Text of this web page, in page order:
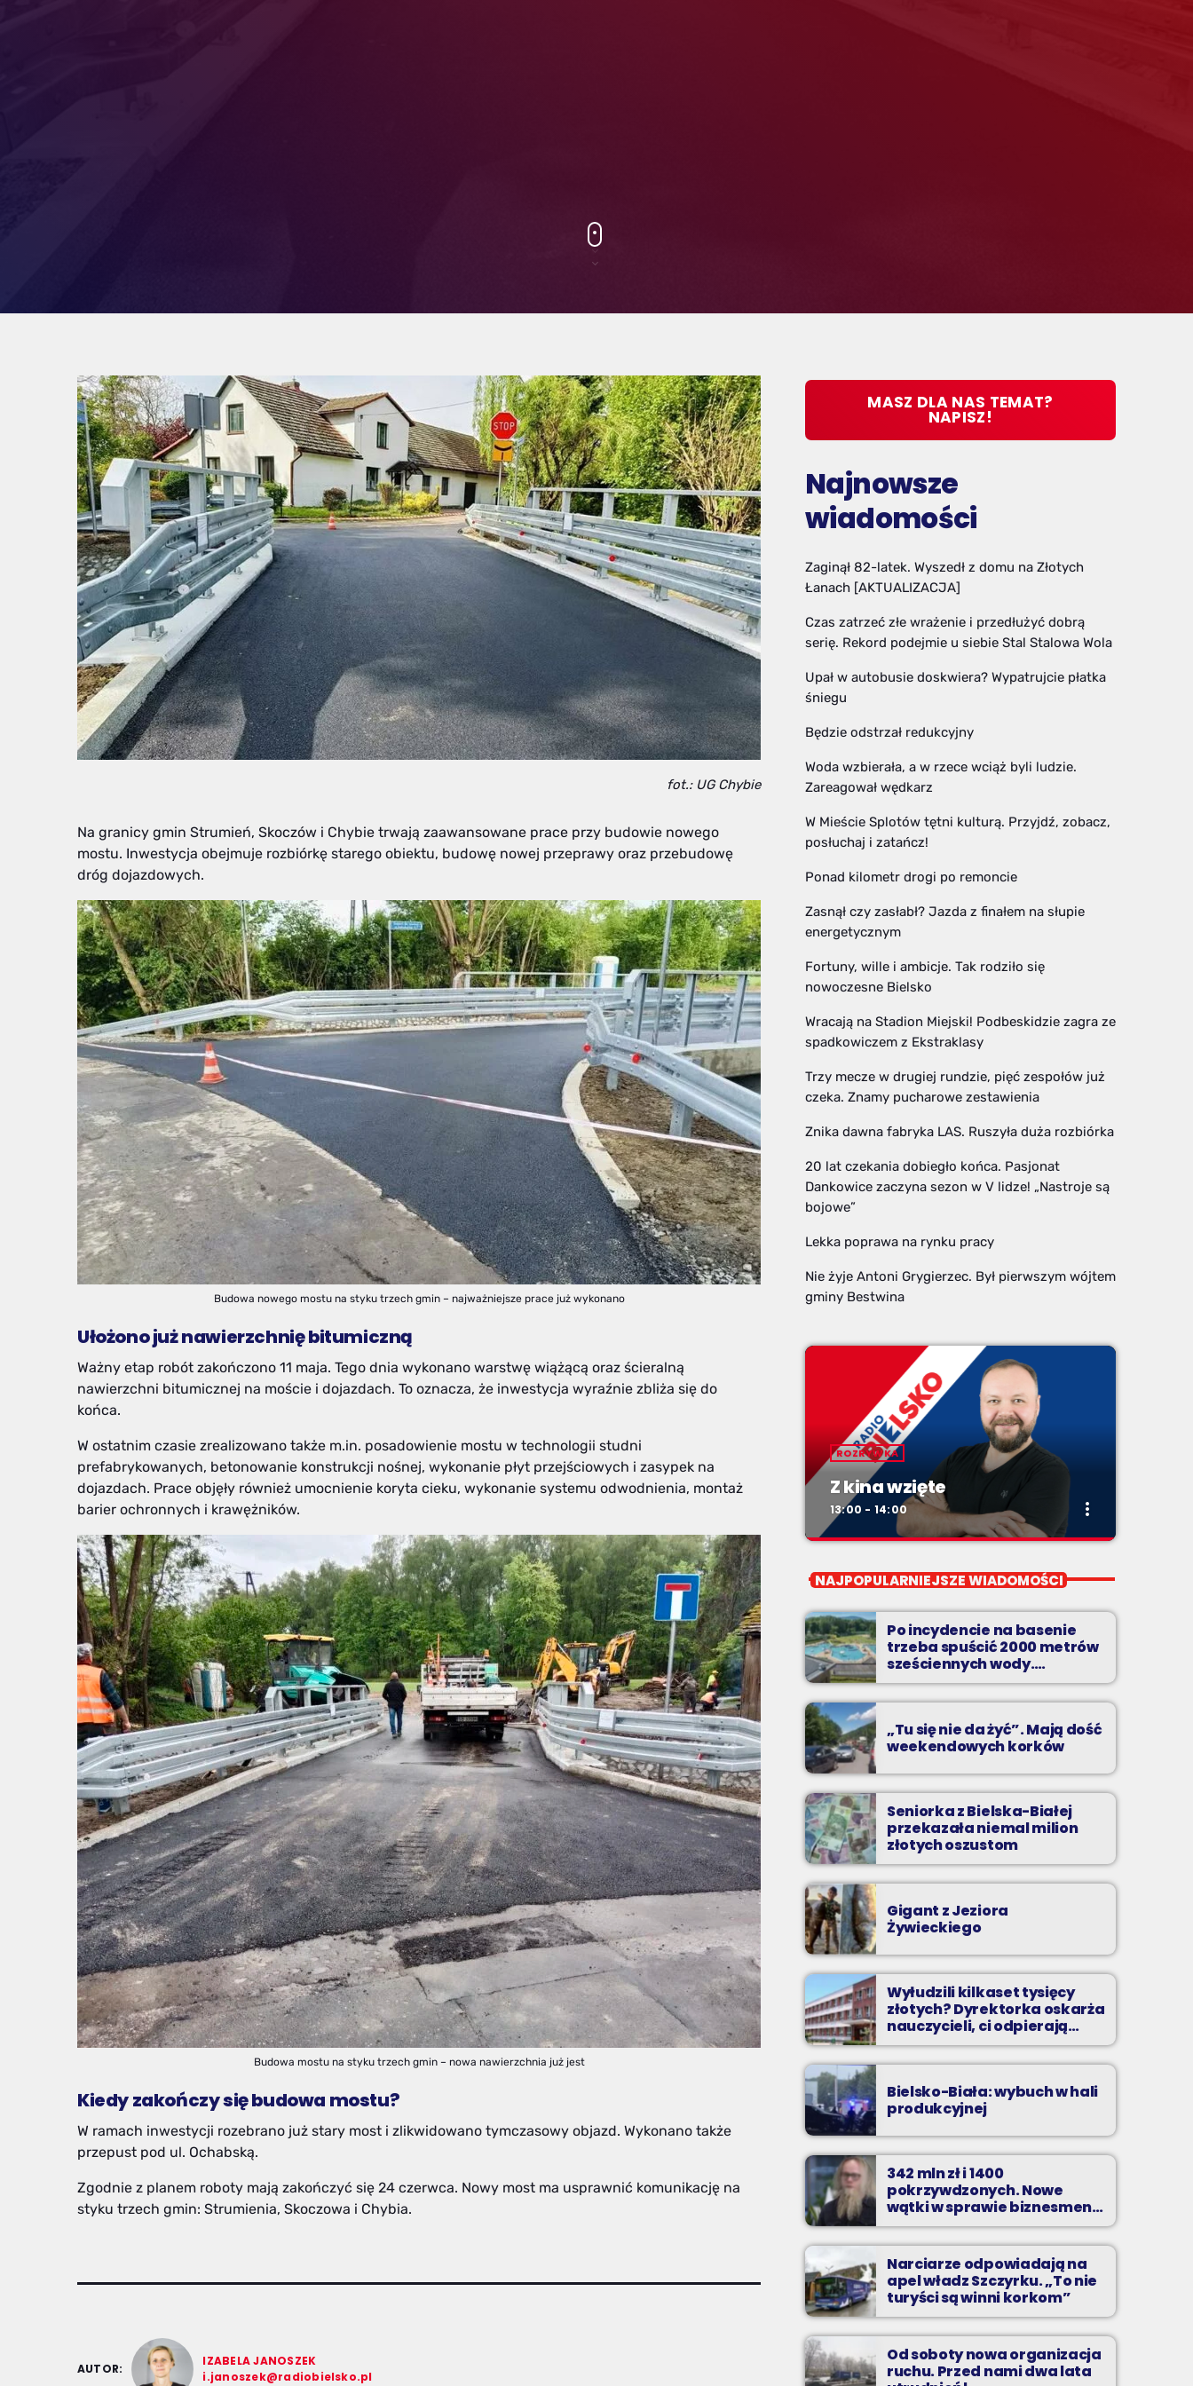
fot.: UG Chybie
Na granicy gmin Strumień, Skoczów i Chybie trwają zaawansowane prace przy budowie nowego
mostu. Inwestycja obejmuje rozbiórkę starego obiektu, budowę nowej przeprawy oraz przebudowę
dróg dojazdowych.
Budowa nowego mostu na styku trzech gmin – najważniejsze prace już wykonano
Ułożono już nawierzchnię bitumiczną
Ważny etap robót zakończono 11 maja. Tego dnia wykonano warstwę wiążącą oraz ścieralną
nawierzchni bitumicznej na moście i dojazdach. To oznacza, że inwestycja wyraźnie zbliża się do
końca.
W ostatnim czasie zrealizowano także m.in. posadowienie mostu w technologii studni
prefabrykowanych, betonowanie konstrukcji nośnej, wykonanie płyt przejściowych i zasypek na
dojazdach. Prace objęły również umocnienie koryta cieku, wykonanie systemu odwodnienia, montaż
barier ochronnych i krawężników.
Budowa mostu na styku trzech gmin – nowa nawierzchnia już jest
Kiedy zakończy się budowa mostu?
W ramach inwestycji rozebrano już stary most i zlikwidowano tymczasowy objazd. Wykonano także
przepust pod ul. Ochabską.
Zgodnie z planem roboty mają zakończyć się 24 czerwca. Nowy most ma usprawnić komunikację na
styku trzech gmin: Strumienia, Skoczowa i Chybia.
AUTOR:
IZABELA JANOSZEK
i.janoszek@radiobielsko.pl
MASZ DLA NAS TEMAT?
NAPISZ!
Najnowsze
wiadomości
Zaginął 82-latek. Wyszedł z domu na Złotych
Łanach [AKTUALIZACJA]
Czas zatrzeć złe wrażenie i przedłużyć dobrą
serię. Rekord podejmie u siebie Stal Stalowa Wola
Upał w autobusie doskwiera? Wypatrujcie płatka
śniegu
Będzie odstrzał redukcyjny
Woda wzbierała, a w rzece wciąż byli ludzie.
Zareagował wędkarz
W Mieście Splotów tętni kulturą. Przyjdź, zobacz,
posłuchaj i zatańcz!
Ponad kilometr drogi po remoncie
Zasnął czy zasłabł? Jazda z finałem na słupie
energetycznym
Fortuny, wille i ambicje. Tak rodziło się
nowoczesne Bielsko
Wracają na Stadion Miejski! Podbeskidzie zagra ze
spadkowiczem z Ekstraklasy
Trzy mecze w drugiej rundzie, pięć zespołów już
czeka. Znamy pucharowe zestawienia
Znika dawna fabryka LAS. Ruszyła duża rozbiórka
20 lat czekania dobiegło końca. Pasjonat
Dankowice zaczyna sezon w V lidze! „Nastroje są
bojowe”
Lekka poprawa na rynku pracy
Nie żyje Antoni Grygierzec. Był pierwszym wójtem
gminy Bestwina
ROZRYWKA
Z kina wzięte
13:00 - 14:00 more_vert
Z kina wzięte
Z Kina Wzięte to audycja w której film
występuje roli głównej.
NAJPOPULARNIEJSZE WIADOMOŚCI
Po incydencie na basenie
trzeba spuścić 2000 metrów
sześciennych wody.
„Ogromne koszty i ogromna
praca”
„Tu się nie da żyć”. Mają dość
weekendowych korków
Seniorka z Bielska-Białej
przekazała niemal milion
złotych oszustom
Gigant z Jeziora
Żywieckiego
Wyłudzili kilkaset tysięcy
złotych? Dyrektorka oskarża
nauczycieli, ci odpierają
zarzuty
Bielsko-Biała: wybuch w hali
produkcyjnej
342 mln zł i 1400
pokrzywdzonych. Nowe
wątki w sprawie biznesmena
z Bielska-Białej
Narciarze odpowiadają na
apel władz Szczyrku. „To nie
turyści są winni korkom”
Od soboty nowa organizacja
ruchu. Przed nami dwa lata